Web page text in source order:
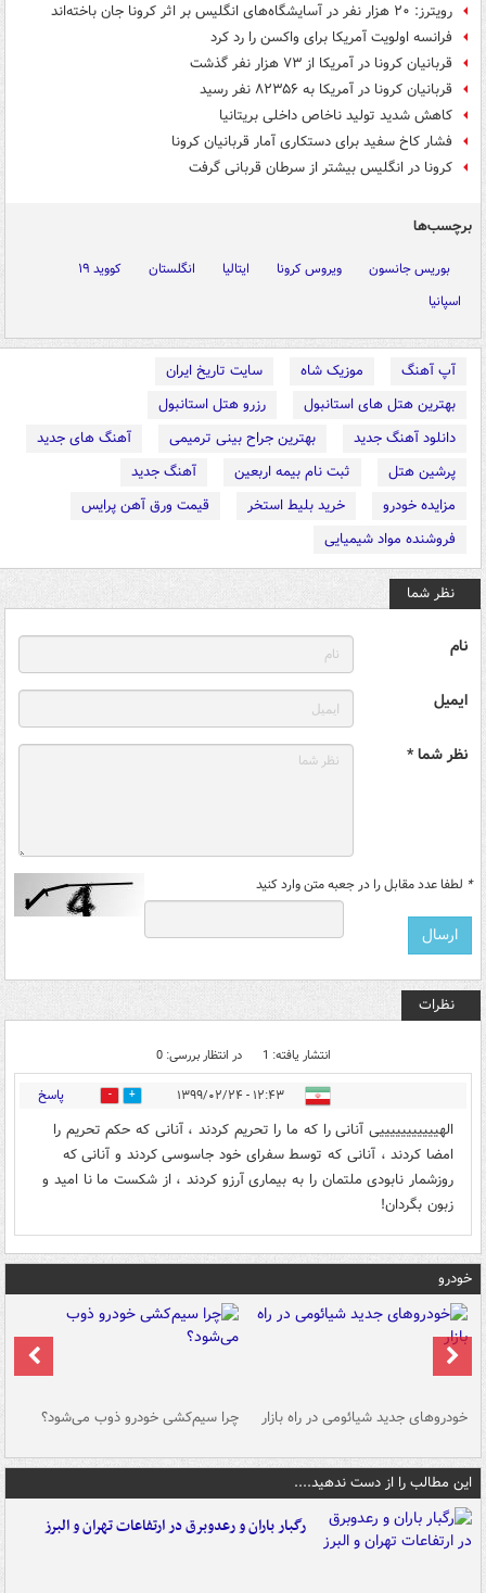
رویترز: ۲۰ هزار نفر در آسایشگاه‌های انگلیس بر اثر کرونا جان باخته‌اند
فرانسه اولویت آمریکا برای واکسن را رد کرد
قربانیان کرونا در آمریکا از ۷۳ هزار نفر گذشت
قربانیان کرونا در آمریکا به ۸۲۳۵۶ نفر رسید
کاهش شدید تولید ناخاص داخلی بریتانیا
فشار کاخ سفید برای دستکاری آمار قربانیان کرونا
کرونا در انگلیس بیشتر از سرطان قربانی گرفت
برچسب‌ها
بوریس جانسون ویروس کرونا ایتالیا انگلستان
کووید ۱۹
اسپانیا
آپ آهنگ موزیک شاه
سایت تاریخ ایران
بهترین هتل های استانبول
رزرو هتل استانبول
دانلود آهنگ جدید
بهترین جراح بینی ترمیمی
آهنگ های جدید
پرشین هتل
ثبت نام بیمه اربعین
آهنگ جدید
مزایده خودرو
خرید بلیط استخر
قیمت ورق آهن پرایس
فروشنده مواد شیمیایی
نظر شما
نام
ایمیل
نظر شما *
* لطفا عدد مقابل را در جعبه متن وارد کنید
نظرات
انتشار یافته: 1 در انتظار بررسی: 0
۱۲:۴۳ - ۱۳۹۹/۰۲/۲۴ 1 پاسخ
الهیییییییییییی آنانی را که ما را تحریم کردند ، آنانی که حکم تحریم را
امضا کردند ، آنانی که توسط سفرای خود جاسوسی کردند و آنانی که
روزشمار نابودی ملتمان را به بیماری آرزو کردند ، از شکست ما نا امید و
زبون بگردان!
خودرو
خودروهای جدید شیائومی در راه بازار چرا سیم‌کشی خودرو ذوب می‌شود؟
این مطالب را از دست ندهید....
رگبار باران و رعدوبرق در ارتفاعات تهران و البرز